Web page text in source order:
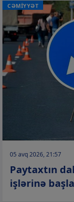
CƏMİYYƏT
05 avq 2026, 21:57
Paytaxtın
işlərinə